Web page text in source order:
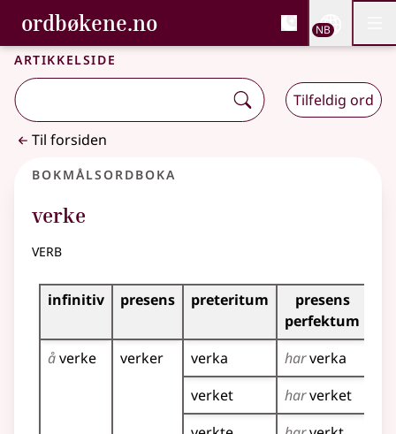
Gå til hovedinnhold
Tilgjengelighet
ordbøkene.no, Bokmålsordboka og
Bokmålsordboka og Nynorskordboka
NB
Artikkelside
Tilfeldig ord
Til forsiden
Bokmålsordboka
verke
verb
Bøyingstabell for dette verbet
infinitiv presens preteritum
presens
perfektum
åverke verker verka harverka
verket
harverket